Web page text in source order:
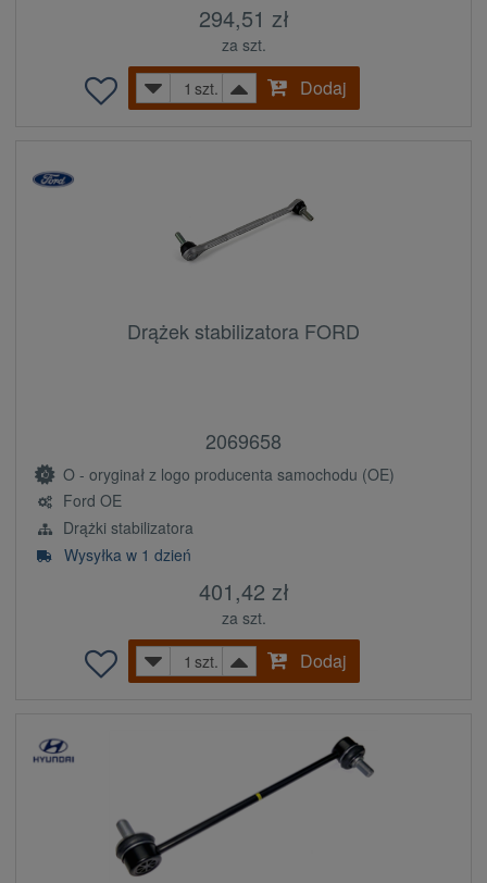
294,51 zł
za szt.
szt.
Dodaj
Drążek stabilizatora FORD
2069658
O - oryginał z logo producenta samochodu (OE)
Ford OE
Drążki stabilizatora
Wysyłka w 1 dzień
401,42 zł
za szt.
szt.
Dodaj